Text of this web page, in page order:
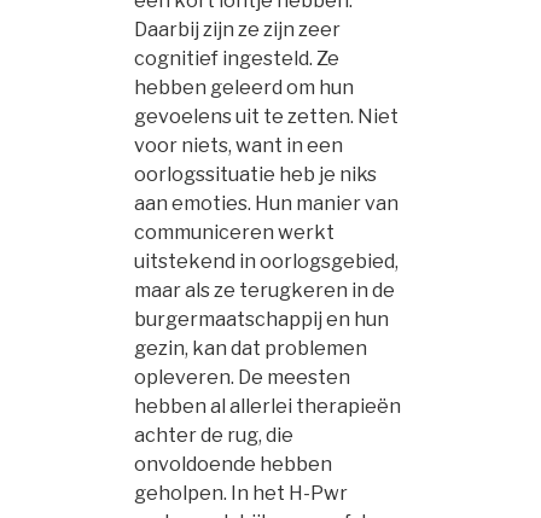
Daarbij zijn ze zijn zeer
cognitief ingesteld. Ze
hebben geleerd om hun
gevoelens uit te zetten. Niet
voor niets, want in een
oorlogssituatie heb je niks
aan emoties. Hun manier van
communiceren werkt
uitstekend in oorlogsgebied,
maar als ze terugkeren in de
burgermaatschappij en hun
gezin, kan dat problemen
opleveren. De meesten
hebben al allerlei therapieën
achter de rug, die
onvoldoende hebben
geholpen. In het H-Pwr